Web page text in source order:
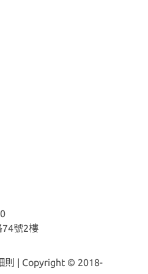
74號2樓
則 | Copyright © 2018-